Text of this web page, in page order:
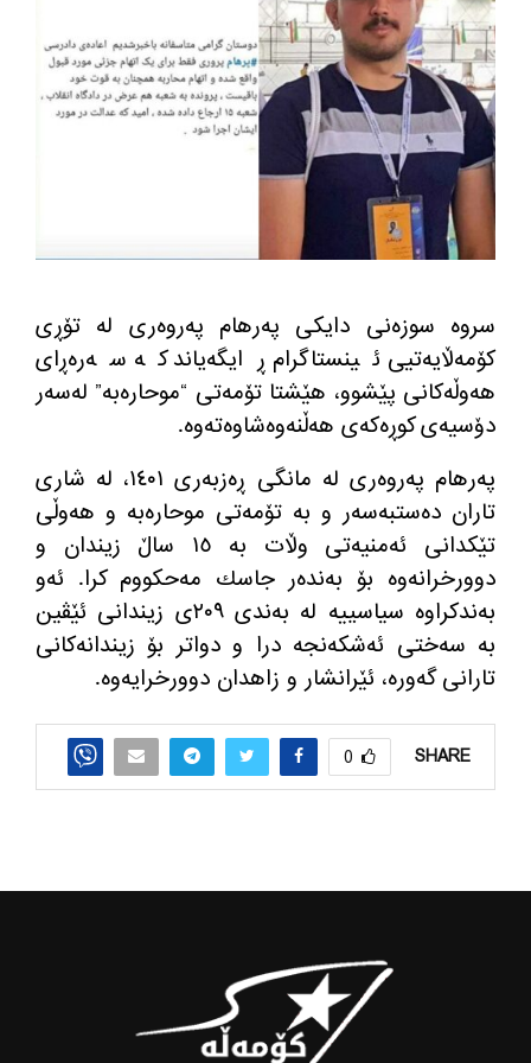
سروە سوزەنی دایکی پەرهام پەروەری لە تۆڕی
کۆمەڵایەتیی ئینستاگرام ڕایگەیاند کە سەرەڕای
هەوڵەکانی پێشوو، هێشتا تۆمەتی “موحارەبە” لەسەر
دۆسیەی کوڕەکەی هەڵنەوەشاوەتەوە.
په‌رهام په‌روه‌ری له‌ مانگی ڕه‌زبه‌ری ١٤٠١، له‌ شاری
تاران ده‌ستبه‌سه‌ر و به‌ تۆمه‌تی موحاره‌به‌ و هه‌وڵی
تێكدانی ئه‌منیه‌تی وڵات به‌ ١٥ ساڵ زیندان و
دوورخرانه‌وه‌ بۆ به‌نده‌ر جاسك مه‌حكووم كرا. ئه‌و
به‌ندكراوه‌ سیاسییه‌ له‌ به‌ندی ٢٠٩ی زیندانی ئێڤین
به‌ سه‌ختی ئه‌شكه‌نجه درا و دواتر بۆ زیندانه‌كانی
تارانی گه‌وره‌، ئێرانشار و زاهدان دوورخرایه‌وه‌.
SHARE
0